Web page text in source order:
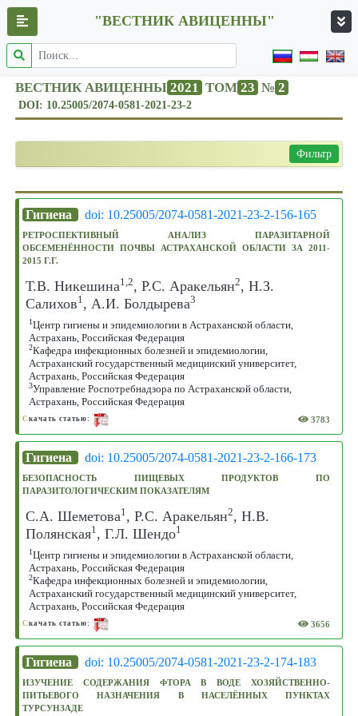
"ВЕСТНИК АВИЦЕННЫ"
ВЕСТНИК АВИЦЕННЫ 2021 ТОМ 23 № 2
DOI: 10.25005/2074-0581-2021-23-2
Фильтр
Гигиена doi: 10.25005/2074-0581-2021-23-2-156-165
РЕТРОСПЕКТИВНЫЙ АНАЛИЗ ПАРАЗИТАРНОЙ
ОБСЕМЕНЁННОСТИ ПОЧВЫ АСТРАХАНСКОЙ ОБЛАСТИ ЗА 2011-
2015 Г.Г.
Т.В. Никешина1,2, Р.С. Аракельян2, Н.З.
Салихов1, А.И. Болдырева3
1Центр гигиены и эпидемиологии в Астраханской области,
Астрахань, Российская Федерация
2Кафедра инфекционных болезней и эпидемиологии,
Астраханский государственный медицинский университет,
Астрахань, Российская Федерация
3Управление Роспотребнадзора по Астраханской области,
Астрахань, Российская Федерация
С качать статью: 3783
Гигиена doi: 10.25005/2074-0581-2021-23-2-166-173
БЕЗОПАСНОСТЬ ПИЩЕВЫХ ПРОДУКТОВ ПО
ПАРАЗИТОЛОГИЧЕСКИМ ПОКАЗАТЕЛЯМ
C.А. Шеметова1, Р.С. Аракельян2, Н.В.
Полянская1, Г.Л. Шендо1
1Центр гигиены и эпидемиологии в Астраханской области,
Астрахань, Российская Федерация
2Кафедра инфекционных болезней и эпидемиологии,
Астраханский государственный медицинский университет,
Астрахань, Российская Федерация
С качать статью: 3656
Гигиена doi: 10.25005/2074-0581-2021-23-2-174-183
ИЗУЧЕНИЕ СОДЕРЖАНИЯ ФТОРА В ВОДЕ ХОЗЯЙСТВЕННО-
ПИТЬЕВОГО НАЗНАЧЕНИЯ В НАСЕЛЁННЫХ ПУНКТАХ
ТУРСУНЗАДЕ